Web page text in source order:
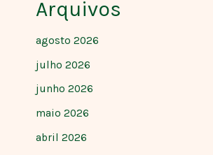
Arquivos
agosto 2026
julho 2026
junho 2026
maio 2026
abril 2026